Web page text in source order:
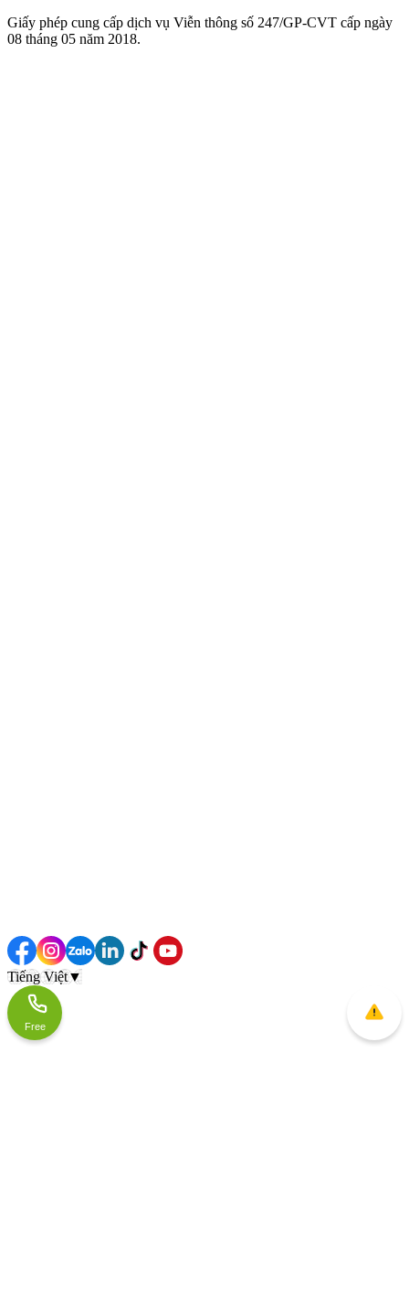
Giấy phép cung cấp dịch vụ Viễn thông số 247/GP-CVT cấp ngày
08 tháng 05 năm 2018.
Tiếng Việt▼
Free